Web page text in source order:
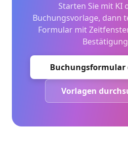
Starten Sie mit KI
Buchungsvorlage, dann
Formular mit
Vorlagen